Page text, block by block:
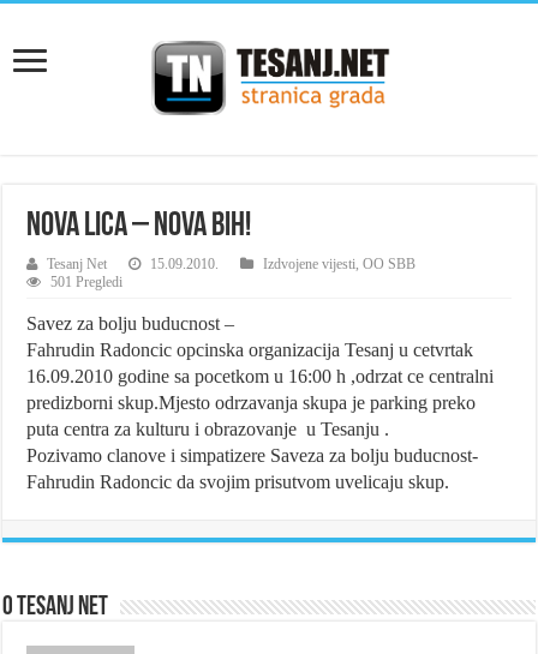
NOVA LICA – NOVA BiH!
Tesanj Net 15.09.2010. Izdvojene vijesti ,OO SBB
501 Pregledi
Savez za bolju buducnost –
Fahrudin Radoncic opcinska organizacija Tesanj u cetvrtak
16.09.2010 godine sa pocetkom u 16:00 h ,odrzat ce centralni
predizborni skup.Mjesto odrzavanja skupa je parking preko
puta centra za kulturu i obrazovanje u Tesanju .
Pozivamo clanove i simpatizere Saveza za bolju buducnost-
Fahrudin Radoncic da svojim prisutvom uvelicaju skup.
O Tesanj Net